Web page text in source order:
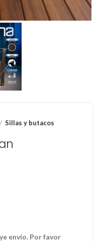
Sillas y butacos
envío. Por favor